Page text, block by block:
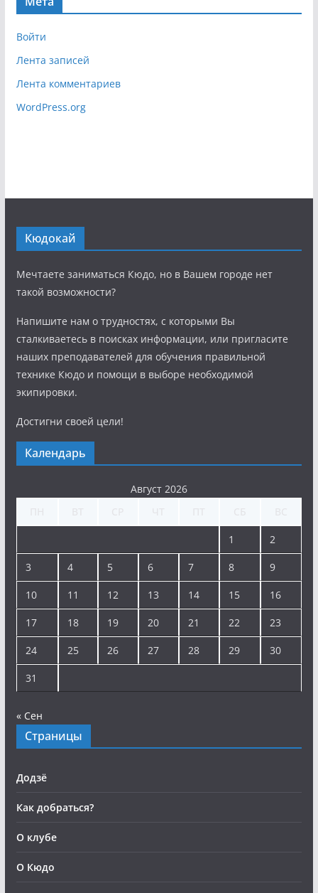
я
Войти
Лента записей
Лента комментариев
WordPress.org
Кюдокай
Мечтаете заниматься Кюдо, но в Вашем городе нет
такой возможности?
Напишите нам о трудностях, с которыми Вы
сталкиваетесь в поисках информации, или пригласите
наших преподавателей для обучения правильной
технике Кюдо и помощи в выборе необходимой
экипировки.
Достигни своей цели!
Календарь
Август 2026
1 2
3 4 5 6 7 8 9
10 11 12 13 14 15 16
17 18 19 20 21 22 23
24 25 26 27 28 29 30
31
« Сен
Страницы
Додзё
Как добраться?
О клубе
О Кюдо